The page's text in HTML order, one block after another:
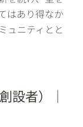
はあり得なか
ュニティとと
設者）｜